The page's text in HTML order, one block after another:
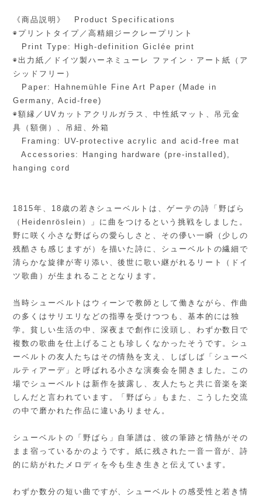
《商品説明》 Product Specifications
◉プリントタイプ／高精細ジークレープリント
Print Type: High-definition Giclée print
◉出力紙／ドイツ製ハーネミューレ ファイン・アート紙（ア
シッドフリー）
Paper: Hahnemühle Fine Art Paper (Made in
Germany, Acid-free)
◉額縁／UVカットアクリルガラス、中性紙マット、吊元金
具（額側）、吊紐、外箱
Framing: UV-protective acrylic and acid-free mat
Accessories: Hanging hardware (pre-installed),
hanging cord
1815年、18歳の若きシューベルトは、ゲーテの詩「野ばら
（Heidenröslein）」に曲をつけるという挑戦をしました。
野に咲く小さな野ばらの愛らしさと、その儚い一瞬（少しの
残酷さも感じますが）を描いた詩に、シューベルトの繊細で
清らかな旋律が寄り添い、後世に歌い継がれるリート（ドイ
ツ歌曲）が生まれることとなります。
当時シューベルトはウィーンで教師として働きながら、作曲
の多くはサリエリなどの指導を受けつつも、基本的には独
学。貧しい生活の中、深夜まで創作に没頭し、わずか数日で
複数の歌曲を仕上げることも珍しくなかったそうです。シュ
ーベルトの友人たちはその情熱を支え、しばしば「シューベ
ルティアーデ」と呼ばれる小さな演奏会を開きました。この
場でシューベルトは新作を披露し、友人たちと共に音楽を楽
しんだと言われています。「野ばら」もまた、こうした交流
の中で磨かれた作品に違いありません。
シューベルトの「野ばら」自筆譜は、彼の筆跡と情熱がその
まま宿っているかのようです。紙に残された一音一音が、詩
的に紡がれたメロディを今も生き生きと伝えています。
わずか数分の短い曲ですが、シューベルトの感受性と若き情